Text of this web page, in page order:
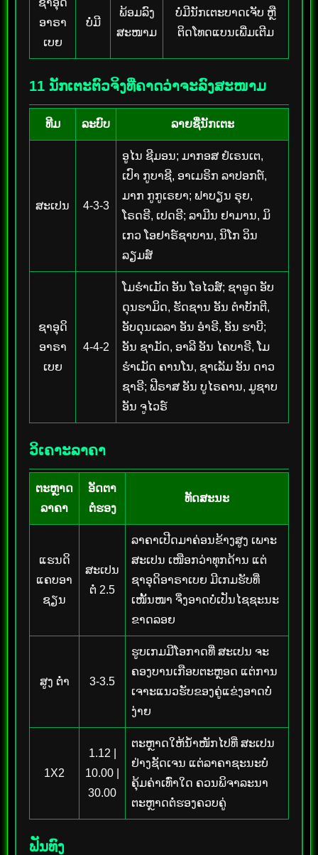
ຊາອຸດິ
ອາຣາ
ເບຍ
ບໍ່ມີ
ພ້ອມລົງ
ສະໜາມ
ບໍ່ມີນັກເຕະບາດເຈັບ ຫຼື
ຕິດໂທດແບນເພີ່ມເຕີມ
11 ນັກເຕະຕົວຈິງທີ່ຄາດວ່າຈະລົງສະໜາມ
ທີມ ລະບົບ ລາຍຊື່ນັກເຕະ
ສະເປນ 4-3-3
ອູໄນ ຊີມອນ; ມາກອສ ຢໍເຣນເຕ,
ເປົາ ກູບາຊີ, ອາເມຣິກ ລາປອກຕ໌,
ມາກ ກູກູເຣຍາ; ຟາບຽນ ຣຸຍ,
ໂຣດຣີ, ເປດຣີ; ລາມີນ ຢາມານ, ມິ
ເກວ ໂອຢາຣ໌ຊາບານ, ນິໂກ ວິນ
ລຽມສ໌
ຊາອຸດິ
ອາຣາ
ເບຍ
4-4-2
ໂມຮຳເມັດ ອັນ ໂອໄວສ໌; ຊາອູດ ອັບ
ດຸນຮາມິດ, ຮັດຊານ ອັນ ຕຳບັກຕີ,
ອັບດຸນເລລາ ອັນ ອຳຣີ, ອັນ ຮາບີ;
ອັນ ຊາມັດ, ອາລີ ອັນ ໄຄບາຣີ, ໂມ
ຮຳເມັດ ຄານໂນ, ຊາເລັມ ອັນ ດາວ
ຊາຣີ; ຟີຣາສ ອັນ ບູໄຣຄານ, ມູຊາບ
ອັນ ຈູໄວຣ໌
ວິເຄາະລາຄາ
ຕະຫຼາດ
ລາຄາ
ອັດຕາ
ຕໍ່ຮອງ
ທັດສະນະ
ແຮນດິ
ແຄບອາ
ຊຽນ
ສະເປນ
ຕໍ່ 2.5
ລາຄາເປີດມາຄ່ອນຂ້າງສູງ ເພາະ
ສະເປນ ເໜືອກວ່າທຸກດ້ານ ແຕ່
ຊາອຸດິອາຣາເບຍ ມີເກມຮັບທີ່
ເໜັ້ນໜາ ຈຶ່ງອາດບໍ່ເປັນໄຊຊະນະ
ຂາດລອຍ
ສູງ ຕ່ຳ 3-3.5
ຮູບເກມມີໂອກາດທີ່ ສະເປນ ຈະ
ຄອງບານເກືອບຕະຫຼອດ ແຕ່ການ
ເຈາະແນວຮັບຂອງຄູ່ແຂ່ງອາດບໍ່
ງ່າຍ
1X2
1.12 |
10.00 |
30.00
ຕະຫຼາດໃຫ້ນ້ຳໜັກໄປທີ່ ສະເປນ
ຢ່າງຊັດເຈນ ແຕ່ລາຄາຊະນະບໍ່
ຄຸ້ມຄ່າເທົ່າໃດ ຄວນພິຈາລະນາ
ຕະຫຼາດຕໍ່ຮອງຄວບຄູ່
ຟັນທົງ